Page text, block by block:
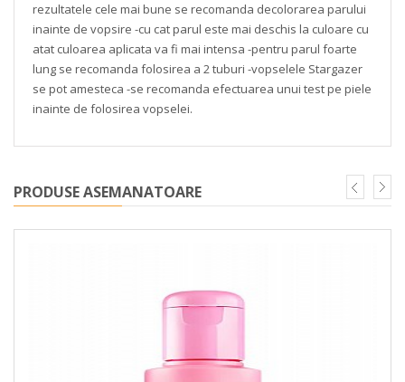
rezultatele cele mai bune se recomanda decolorarea parului
inainte de vopsire -cu cat parul este mai deschis la culoare cu
atat culoarea aplicata va fi mai intensa -pentru parul foarte
lung se recomanda folosirea a 2 tuburi -vopselele Stargazer
se pot amesteca -se recomanda efectuarea unui test pe piele
inainte de folosirea vopselei.
PRODUSE ASEMANATOARE